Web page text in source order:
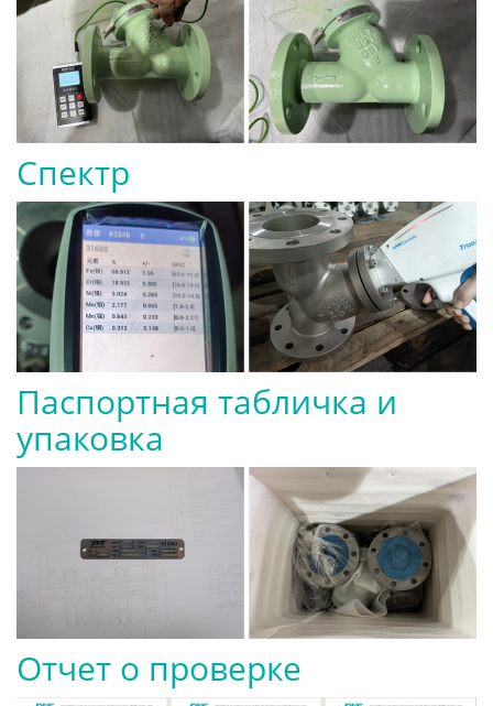
Спектр
Паспортная табличка и
упаковка
Отчет о проверке